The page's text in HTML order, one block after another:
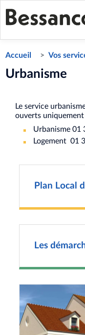
Accueil Vos
Urbanisme
Le service
ouverts
Urbanisme 01
Logement 01
Plan Local
Les